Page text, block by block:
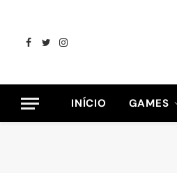
Facebook
TwitterInstagram
INÍCIO GAMES